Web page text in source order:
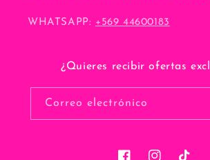
WHATSAPP: +569 44600183
¿Quieres recibir ofertas
Correo electrónico